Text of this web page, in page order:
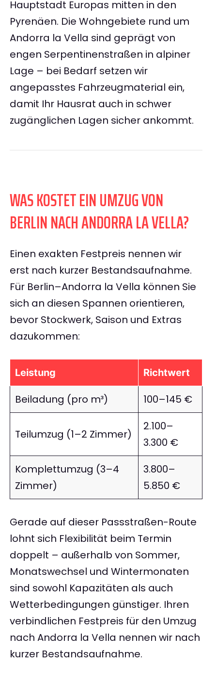
Hauptstadt Europas mitten in den
Pyrenäen. Die Wohngebiete rund um
Andorra la Vella sind geprägt von
engen Serpentinenstraßen in alpiner
Lage – bei Bedarf setzen wir
angepasstes Fahrzeugmaterial ein,
damit Ihr Hausrat auch in schwer
zugänglichen Lagen sicher ankommt.
WAS KOSTET EIN UMZUG VON
BERLIN NACH ANDORRA LA VELLA?
Einen exakten Festpreis nennen wir
erst nach kurzer Bestandsaufnahme.
Für Berlin–Andorra la Vella können Sie
sich an diesen Spannen orientieren,
bevor Stockwerk, Saison und Extras
dazukommen:
Leistung Richtwert
Beiladung (pro m³) 100–145 €
Teilumzug (1–2 Zimmer)
2.100–
3.300 €
Komplettumzug (3–4
Zimmer)
3.800–
5.850 €
Gerade auf dieser Passstraßen-Route
lohnt sich Flexibilität beim Termin
doppelt – außerhalb von Sommer,
Monatswechsel und Wintermonaten
sind sowohl Kapazitäten als auch
Wetterbedingungen günstiger. Ihren
verbindlichen Festpreis für den Umzug
nach Andorra la Vella nennen wir nach
kurzer Bestandsaufnahme.